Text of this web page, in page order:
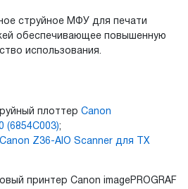
струйное МФУ для печати
обеспечивающее повышенную
использования.
плоттер Canon
(6854C003);
Canon Z36-AIO Scanner для TX
принтер Canon imagePROGRAF